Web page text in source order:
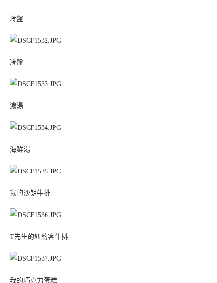
冷盤
冷盤
濃湯
海鮮湯
我的沙朗牛排
T先生的紐約客牛排
我的巧克力蛋糕